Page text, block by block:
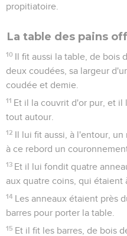
propitiatoire.
La table des pains
10 Il fit aussi la table, de bois
deux coudées, sa largeur
coudée et demie.
11 Et il la couvrit d'or pur, et
tout autour.
12 Il lui fit aussi, à l'entour,
à ce rebord un
13 Et il lui fondit quatre
aux quatre coins, qui étaient
14 Les anneaux étaient près
barres pour porter la table.
15 Et il fit les barres, de bois